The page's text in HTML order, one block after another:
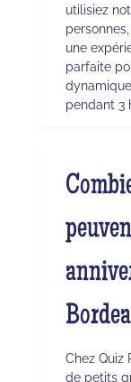
utilisiez
une
parfaite
pendant 3
Chez Quiz
de petits